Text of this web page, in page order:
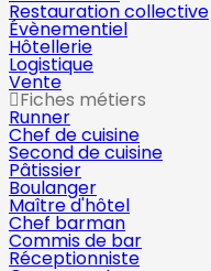
Restauration collective
Évènementiel
Hôtellerie
Logistique
Vente
Fiches métiers
Runner
Chef de cuisine
Second de cuisine
Pâtissier
Boulanger
Maître d'hôtel
Chef barman
Commis de bar
Réceptionniste